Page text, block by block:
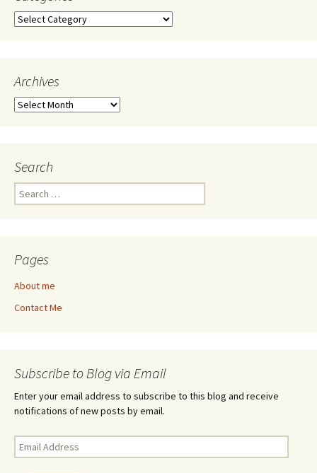
Categories
Archives
Archives
Search
Search
for:
Pages
About me
Contact Me
Subscribe to Blog via Email
Enter your email address to subscribe to this blog and receive
notifications of new posts by email.
Email
Address